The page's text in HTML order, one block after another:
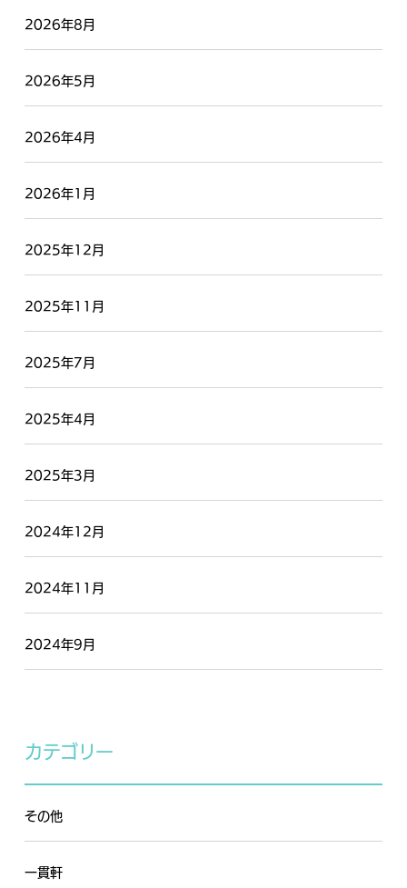
2026年8月
2026年5月
2026年4月
2026年1月
2025年12月
2025年11月
2025年7月
2025年4月
2025年3月
2024年12月
2024年11月
2024年9月
カテゴリー
その他
一貫軒